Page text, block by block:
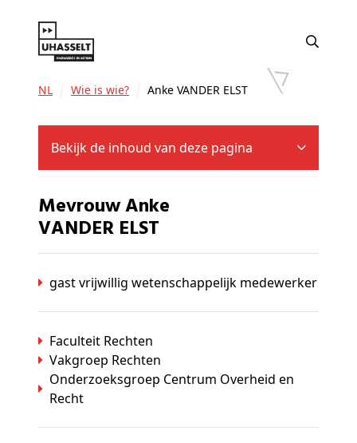
NL Wie is wie? Anke VANDER ELST
Bekijk de inhoud van deze pagina
Mevrouw Anke
VANDER ELST
gast vrijwillig wetenschappelijk medewerker
Faculteit Rechten
Vakgroep Rechten
Onderzoeksgroep Centrum Overheid en
Recht